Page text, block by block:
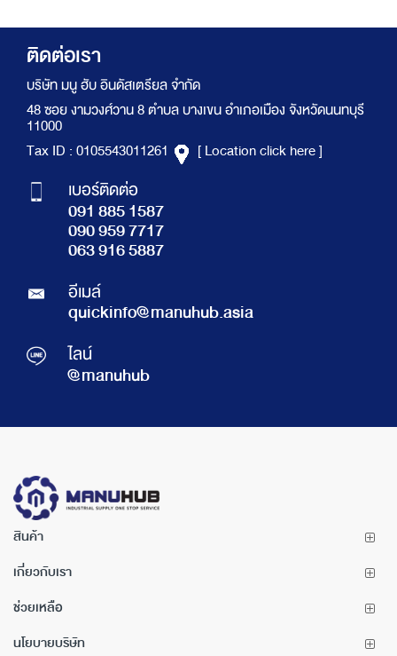
ติดต่อเรา
บริษัท มนู ฮับ อินดัสเตรียล จำกัด
48 ซอย งามวงศ์วาน 8 ตำบล บางเขน อำเภอเมือง จังหวัดนนทบุรี
11000
Tax ID : 0105543011261
[ Location click here ]
เบอร์ติดต่อ
091 885 1587
090 959 7717
063 916 5887
อีเมล์
quickinfo@manuhub.asia
ไลน์
@manuhub
สินค้า
เกี่ยวกับเรา
ช่วยเหลือ
นโยบายบริษัท